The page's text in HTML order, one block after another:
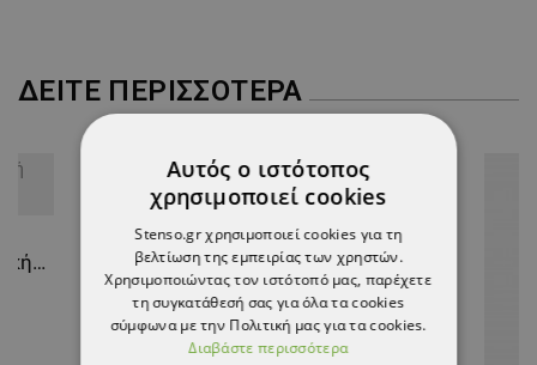
ΔΕΊΤΕ ΠΕΡΙΣΣΌΤΕΡΑ
BARISA WHITE Γυναικεία Ιατρική Μπλούζα άσπρο
AGILE Ανδρικό μπουφάν
21,30 €
Αυτός ο ιστότοπος
χρησιμοποιεί cookies
Stenso.gr χρησιμοποιεί cookies για τη
βελτίωση της εμπειρίας των χρηστών.
Χρησιμοποιώντας τον ιστότοπό μας, παρέχετε
τη συγκατάθεσή σας για όλα τα cookies
σύμφωνα με την Πολιτική μας για τα cookies.
Διαβάστε περισσότερα